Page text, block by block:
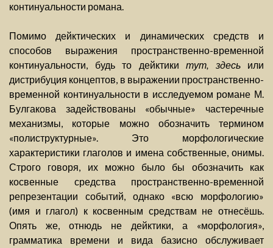
континуальности романа.
Помимо дейктических и динамических средств и
способов выражения пространственно-временной
континуальности, будь то дейктики тут, здесьили
дистрибуция концептов, в выражении пространственно-
временной континуальности в исследуемом романе М.
Булгакова задействованы «обычные» частеречные
механизмы, которые можно обозначить термином
«полиструктурные». Это морфологические
характеристики глаголов и имена собственные, онимы.
Строго говоря, их можно было бы обозначить как
косвенные средства пространственно-временной
репрезентации событий, однако «всю морфологию»
(имя и глагол) к косвенным средствам не отнесёшь.
Опять же, отнюдь не дейктики, а «морфология»,
грамматика времени и вида базисно обслуживает